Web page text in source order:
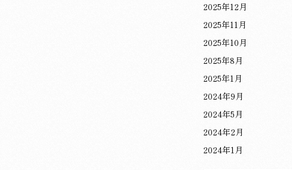
2025年12月
2025年11月
2025年10月
2025年8月
2025年1月
2024年9月
2024年5月
2024年2月
2024年1月